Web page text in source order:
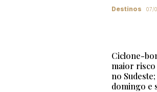
Destinos 07/
Ciclone-
maior risco
no
domingo e